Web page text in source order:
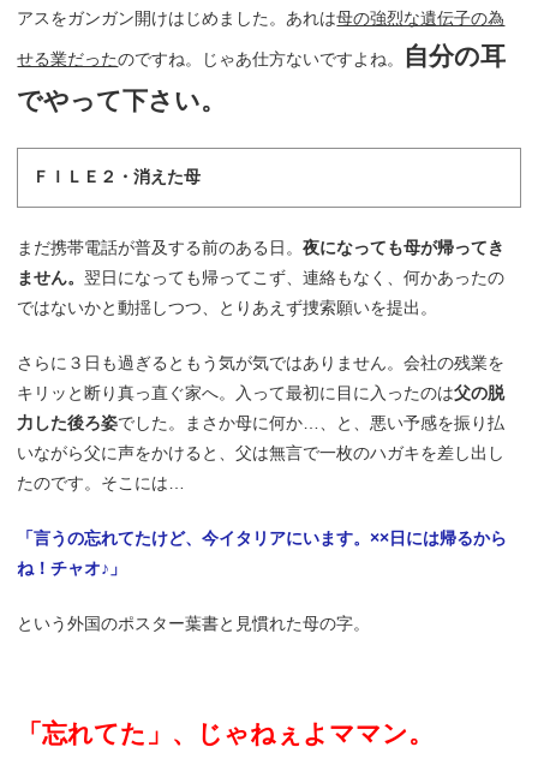
アスをガンガン開けはじめました。あれは母の強烈な遺伝子の為
せる業だったのですね。じゃあ仕方ないですよね。
自分の耳
でやって下さい。
ＦＩＬＥ２・消えた母
まだ携帯電話が普及する前のある日。夜になっても母が帰ってき
ません。 翌日になっても帰ってこず、連絡もなく、何かあったの
ではないかと動揺しつつ、とりあえず捜索願いを提出。
さらに３日も過ぎるともう気が気ではありません。会社の残業を
キリッと断り真っ直ぐ家へ。入って最初に目に入ったのは父の脱
力した後ろ姿でした。まさか母に何か…、と、悪い予感を振り払
いながら父に声をかけると、父は無言で一枚のハガキを差し出し
たのです。そこには…
「言うの忘れてたけど、今イタリアにいます。××日には帰るから
ね！チャオ♪」
という外国のポスター葉書と見慣れた母の字。
「忘れてた」、じゃねぇよママン。